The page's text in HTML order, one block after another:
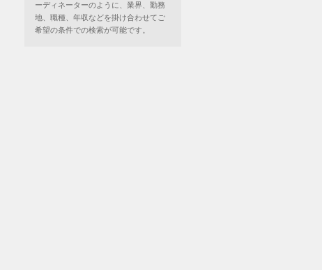
ーディネーターのように、業界、勤務
地、職種、年収などを掛け合わせてご
希望の条件での検索が可能です。